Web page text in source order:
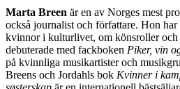
Marta Breen är en av Norges mest
också journalist och författare. Hon
kvinnor i kulturlivet, om könsroller
debuterade med fackboken Piker, vin
på kvinnliga musikartister och
Breens och Jordahls bok Kvinner i